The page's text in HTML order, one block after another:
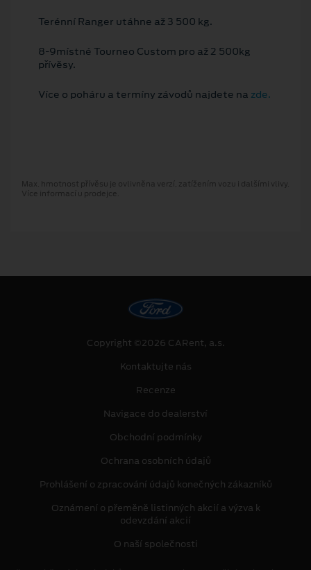
Terénní Ranger utáhne až 3 500 kg.
8-9místné Tourneo Custom pro až 2 500kg
přívěsy.
Více o poháru a termíny závodů najdete na zde.
Max. hmotnost přívěsu je ovlivněna verzí, zatížením vozu i dalšími vlivy.
Více informací u prodejce.
Copyright ©2026 CARent, a.s.
Kontaktujte nás
Recenze
Navigace do dealerství
Obchodní podmínky
Ochrana osobních údajů
Prohlášení o zpracování údajů konečných zákazníků
Oznámení o přeměně listinných akcií a výzva k
odevzdání akcií
O naší společnosti